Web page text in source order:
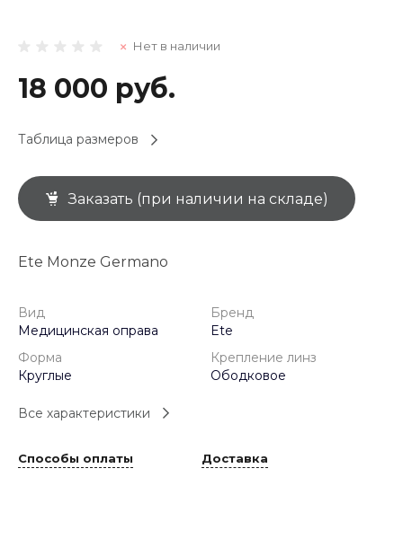
Нет в наличии
18 000 руб.
Таблица размеров
Заказать (при наличии на складе)
Ete Monze Germano
Вид
Медицинская оправа
Бренд
Ete
Форма
Круглые
Крепление линз
Ободковое
Все характеристики
Способы оплаты Доставка